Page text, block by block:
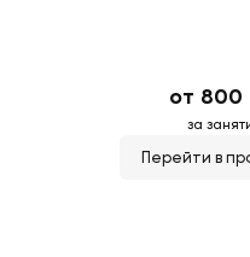
от 800
за
Перейти в